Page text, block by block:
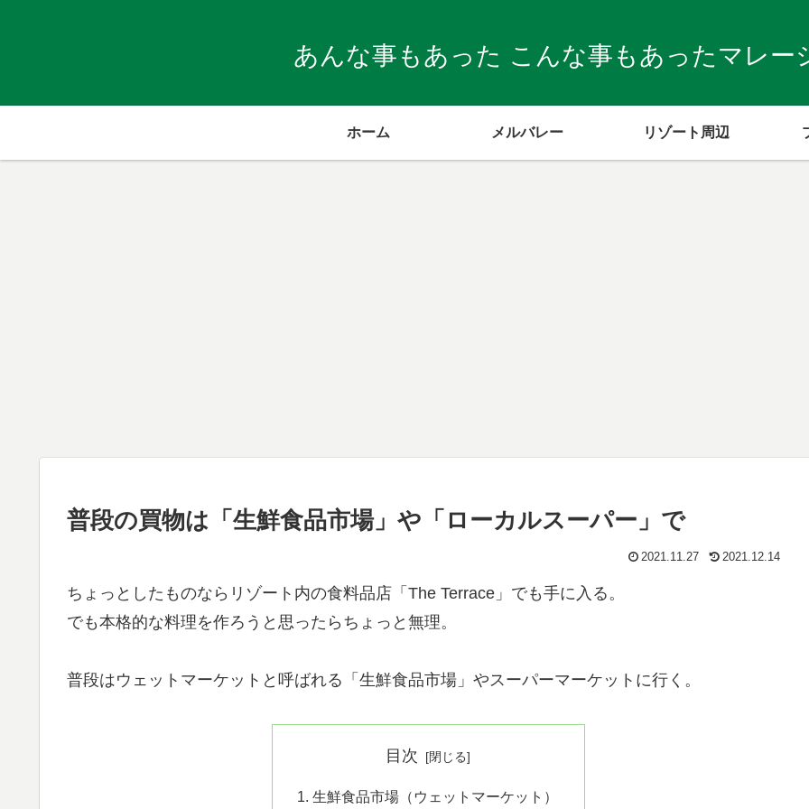
あんな事もあった こんな事もあったマレー
ホーム メルバレー リゾート周辺
普段の買物は「生鮮食品市場」や「ローカルスーパー」で
2021.11.27 2021.12.14
ちょっとしたものならリゾート内の食料品店「The Terrace」でも手に入る。
でも本格的な料理を作ろうと思ったらちょっと無理。
普段はウェットマーケットと呼ばれる「生鮮食品市場」やスーパーマーケットに行く。
目次
生鮮食品市場（ウェットマーケット）